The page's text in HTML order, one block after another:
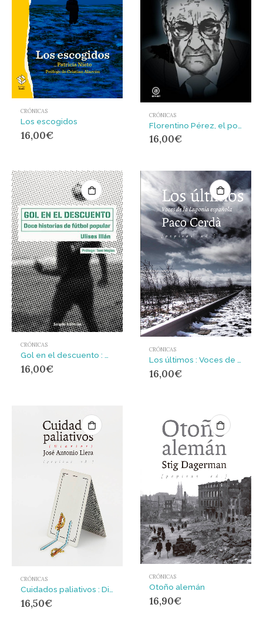
CRÓNICAS
Los escogidos
16,00€
CRÓNICAS
16,00€
CRÓNICAS
Gol en el descuento : Doce historias de fútbol popular
16,00€
CRÓNICAS
16,00€
CRÓNICAS
Cuidados paliativos : Diarios
16,50€
CRÓNICAS
Otoño alemán
16,90€